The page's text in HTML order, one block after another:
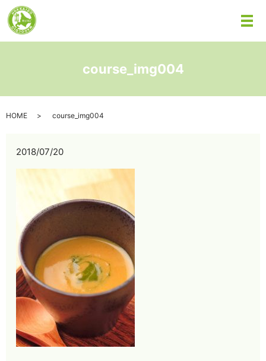
メ
course_img004
HOME course_img004
2018/07/20